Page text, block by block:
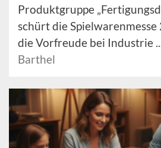
Produktgruppe
schürt die
die Vorfreude bei Industrie
Barthel